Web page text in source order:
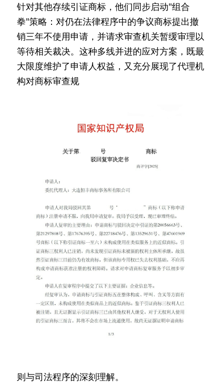
针对其他存续引证商标，他们同步启动"组合
拳"策略：对仍在法律程序中的争议商标提出撤
销三年不使用申请，并请求审查机关暂缓审理以
等待相关裁决。这种多线并进的应对方案，既最
大限度维护了申请人权益，又充分展现了代理机
构对商标审查规
则与司法程序的深刻理解。